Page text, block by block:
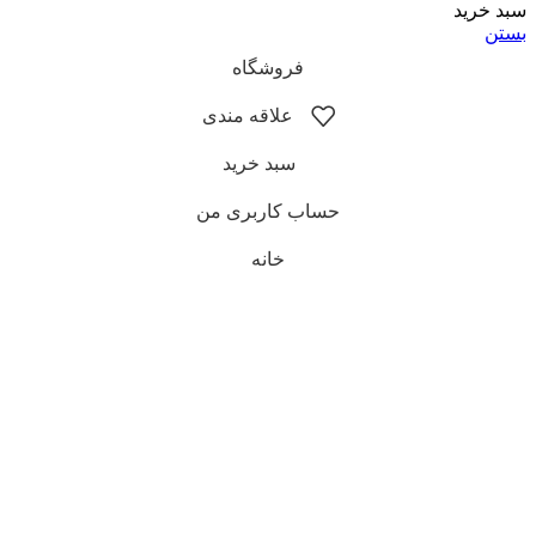
علاقه مندی
حساب کاربری من